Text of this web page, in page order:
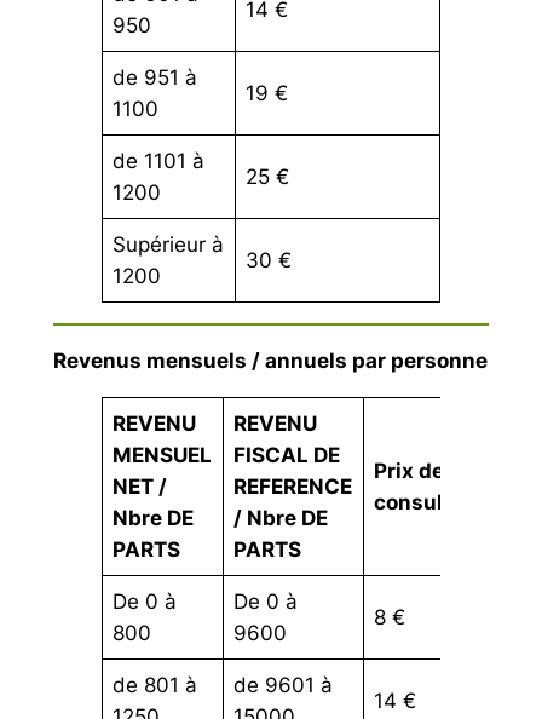
950
14 €
de 951 à
1100
19 €
de 1101 à
1200
25 €
Supérieur à
1200
30 €
Revenus mensuels / annuels par personne
REVENU
MENSUEL
NET /
Nbre DE
PARTS
REVENU
FISCAL DE
REFERENCE
/ Nbre DE
PARTS
Prix des
consultations
De 0 à
800
De 0 à
9600
8 €
de 801 à
de 9601 à
14 €